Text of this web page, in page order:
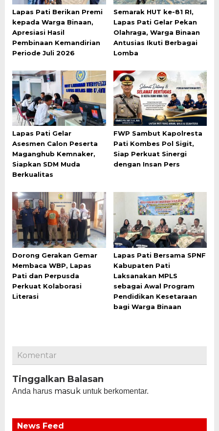
Lapas Pati Berikan Premi
kepada Warga Binaan,
Apresiasi Hasil
Pembinaan Kemandirian
Periode Juli 2026
Semarak HUT ke-81 RI,
Lapas Pati Gelar Pekan
Olahraga, Warga Binaan
Antusias Ikuti Berbagai
Lomba
Lapas Pati Gelar
Asesmen Calon Peserta
Maganghub Kemnaker,
Siapkan SDM Muda
Berkualitas
FWP Sambut Kapolresta
Pati Kombes Pol Sigit,
Siap Perkuat Sinergi
dengan Insan Pers
Dorong Gerakan Gemar
Membaca WBP, Lapas
Pati dan Perpusda
Perkuat Kolaborasi
Literasi
Lapas Pati Bersama SPNF
Kabupaten Pati
Laksanakan MPLS
sebagai Awal Program
Pendidikan Kesetaraan
bagi Warga Binaan
Komentar
Tinggalkan Balasan
Anda harus masuk untuk berkomentar.
News Feed